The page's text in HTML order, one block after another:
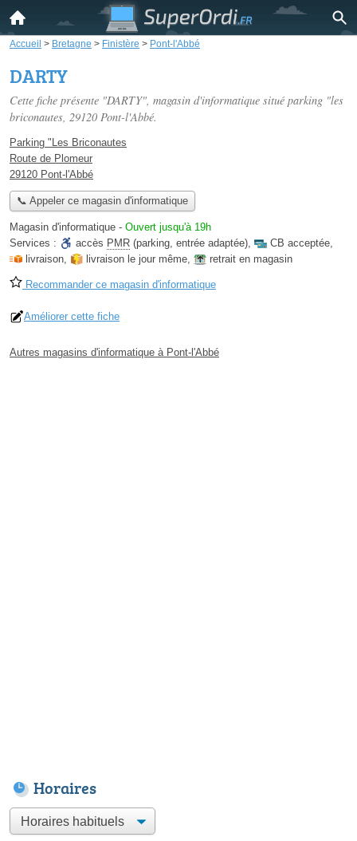
Accueil > Bretagne > Finistère > Pont-l'Abbé
DARTY
Cette fiche présente "DARTY", magasin d'informatique situé parking "les
briconautes, 29120 Pont-l'Abbé.
Parking "Les Briconautes
Route de Plomeur
29120 Pont-l'Abbé
📞 Appeler ce magasin d'informatique
Magasin d'informatique - Ouvert jusqu'à 19h
Services :
accès PMR (parking, entrée adaptée), CB acceptée,
livraison, livraison le jour même, retrait en magasin
Recommander ce magasin d'informatique
Améliorer cette fiche
Autres magasins d'informatique à Pont-l'Abbé
Horaires